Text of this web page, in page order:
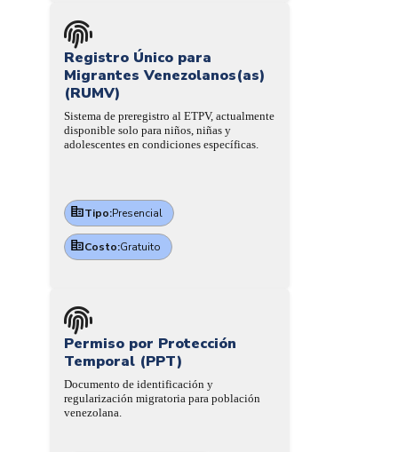
Registro Único para
Migrantes Venezolanos(as)
(RUMV)
Sistema de preregistro al ETPV, actualmente
disponible solo para niños, niñas y
adolescentes en condiciones específicas.
Tipo:Presencial
Costo:Gratuito
Permiso por Protección
Temporal (PPT)
Documento de identificación y
regularización migratoria para población
venezolana.